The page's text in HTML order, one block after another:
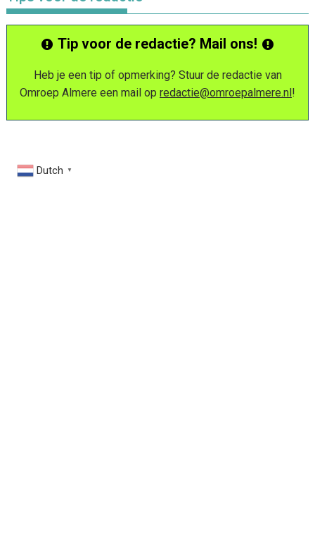
Tip voor de redactie? Mail ons!
Heb je een tip of opmerking? Stuur de redactie van
Omroep Almere een mail op redactie@omroepalmere.nl!
Dutch ▼